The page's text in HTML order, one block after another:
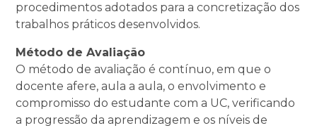
procedimentos adotados para a concretização dos
trabalhos práticos desenvolvidos.
Método de Avaliação
O método de avaliação é contínuo, em que o
docente afere, aula a aula, o envolvimento e
compromisso do estudante com a UC, verificando
a progressão da aprendizagem e os níveis de